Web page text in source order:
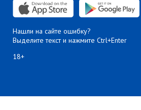
Нашли на сайте ошибку?
Выделите текст и нажмите Ctrl+Enter
18+